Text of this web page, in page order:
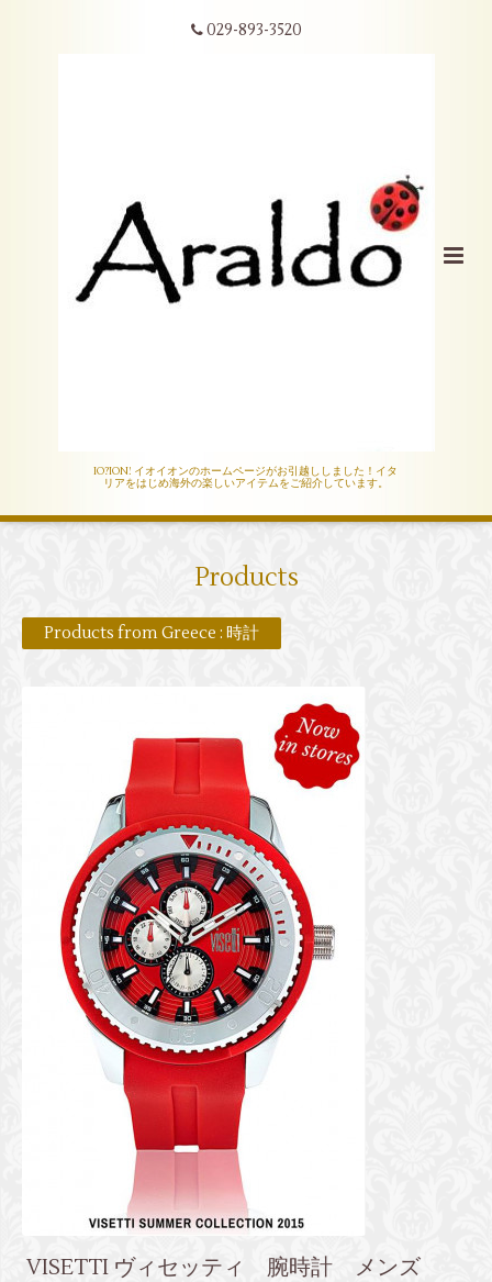
029-893-3520
IO?ION! イオイオンのホームページがお引越ししました！イタ
リアをはじめ海外の楽しいアイテムをご紹介しています。
Products
Products from Greece : 時計
VISETTI ヴィセッティ 腕時計 メンズ